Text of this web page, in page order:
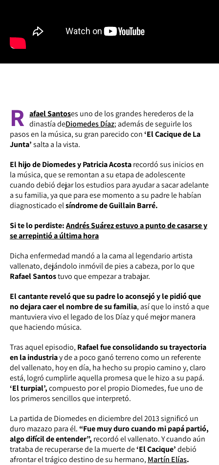
R afael Santoses uno de los grandes herederos de la
dinastía deDiomedes Díaz; además de seguirle los
pasos en la música, su gran parecido con‘El Cacique de La
Junta’salta a la vista.
El hijo de Diomedes y Patricia Acostarecordó sus inicios en
la música, que se remontan a su etapa de adolescente
cuando debió dejar los estudios para ayudar a sacar adelante
a su familia, ya que para ese momento a su padre le habían
diagnosticado elsíndrome de Guillain Barré.
Si te lo perdiste:Andrés Suárez estuvo a punto de casarse y
se arrepintió a última hora
Dicha enfermedad mandó a la cama al legendario artista
vallenato, dejándolo inmóvil de pies a cabeza, por lo que
Rafael Santostuvo que empezar a trabajar.
El cantante reveló que su padre lo aconsejó y le pidió que
no dejara caer el nombre de su familia, así que lo instó a que
mantuviera vivo el legado de los Díaz y qué mejor manera
que haciendo música.
Tras aquel episodio, Rafael fue consolidando su trayectoria
en la industriay de a poco ganó terreno como un referente
del vallenato, hoy en día, ha hecho su propio camino y, claro
está, logró cumplirle aquella promesa que le hizo a su papá.
‘El turpial’,compuesto por el propio Diomedes, fue uno de
los primeros sencillos que interpretó.
La partida de Diomedes en diciembre del 2013 significó un
duro mazazo para él.“Fue muy duro cuando mi papá partió,
algo difícil de entender”, recordó el vallenato. Y cuando aún
trataba de recuperarse de la muerte de‘El Cacique’debió
afrontar el trágico destino de su hermano, Martín Elías.